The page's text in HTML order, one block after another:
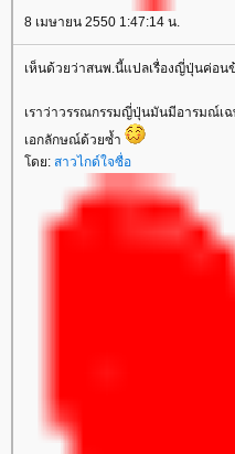
8 เมษายน 2550 1:47:14 น.
เห็นด้วยว่าสนพ.นี้แปลเรื่องญี่ปุ่นค่อน
เราว่าวรรณกรรมญี่ปุ่นมันมีอารมณ์เ
เอกลักษณ์ด้วยซ้ำ
ดย: สาวไกด์ใจซื่อ